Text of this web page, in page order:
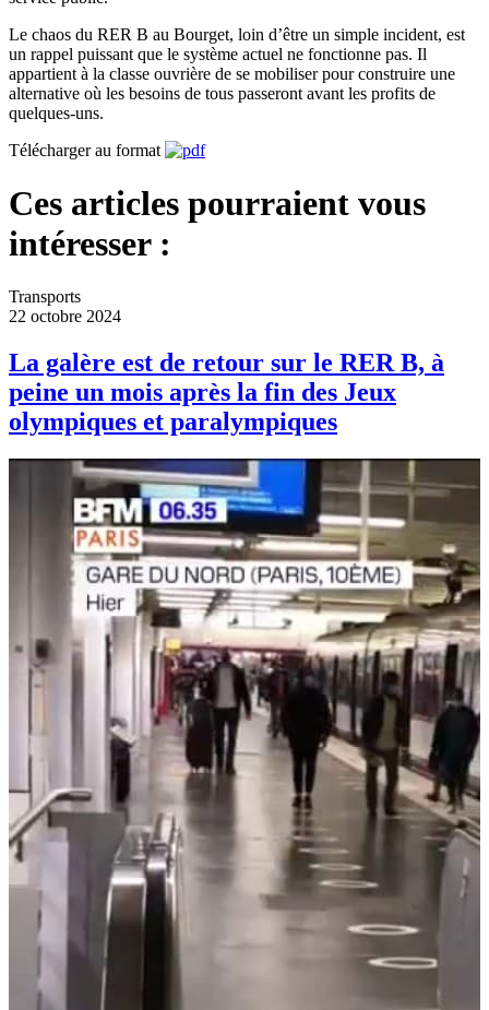
Le chaos du RER B au Bourget, loin d’être un simple incident, est
un rappel puissant que le système actuel ne fonctionne pas. Il
appartient à la classe ouvrière de se mobiliser pour construire une
alternative où les besoins de tous passeront avant les profits de
quelques-uns.
Télécharger au format
Ces articles pourraient vous
intéresser :
Transports
22 octobre 2024
La galère est de retour sur le RER B, à
peine un mois après la fin des Jeux
olympiques et paralympiques